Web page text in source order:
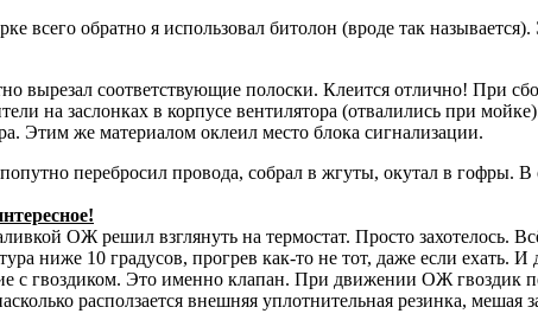
всего обратно я использовал битолон (вроде так
вырезал соответствующие полоски. Клеится отлично! При
на заслонках в корпусе вентилятора (отвалились при
Этим же материалом оклеил место блока сигнализации.
перебросил провода, собрал в жгуты, окутал в гофры.
ОЖ решил взглянуть на термостат. Просто захотелось.
ниже 10 градусов, прогрев как-то не тот, даже если ехать.
с гвоздиком. Это именно клапан. При движении ОЖ гвоздик
расползается внешняя уплотнительная резинка,